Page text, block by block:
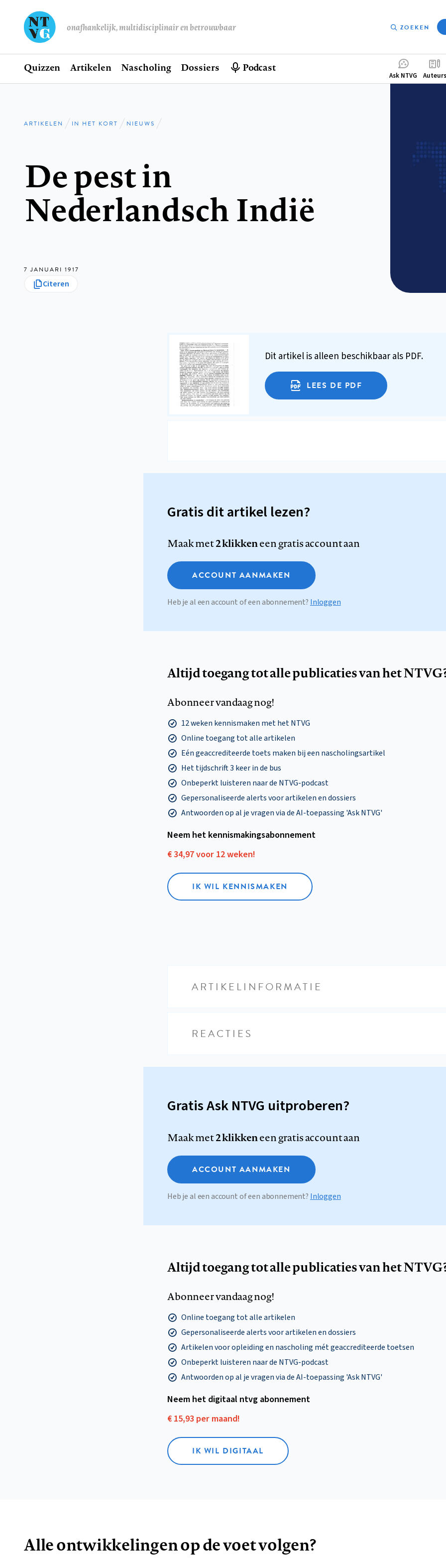
onafhankelijk, multidisciplinair en betrouwbaar ZOEKEN
Hoofdnavigatie
Home
Quizzen Artikelen Nascholing Dossiers Podcast
Ask NTVG Auteurs
Kruimelpad
ARTIKELEN IN HET KORT NIEUWS
De pest in
Nederlandsch Indië
7 JANUARI 1917
Citeren
Dit artikel is alleen beschikbaar als PDF.
LEES DE PDF
Gratis dit artikel lezen?
Maak met2 klikkeneen gratis account aan
ACCOUNT AANMAKEN
Heb je al een account of een abonnement? Inloggen
Altijd toegang tot alle publicaties van het
Abonneer vandaag nog!
12 weken kennismaken met het NTVG
Online toegang tot alle artikelen
Eén geaccrediteerde toets maken bij een nascholingsartikel
Het tijdschrift 3 keer in de bus
Onbeperkt luisteren naar de NTVG-podcast
Gepersonaliseerde alerts voor artikelen en dossiers
Antwoorden op al je vragen via de AI-toepassing 'Ask NTVG'
Neem het kennismakings­abonnement
€ 34,97 voor 12 weken!
IK WIL KENNISMAKEN
ARTIKELINFORMATIE
REACTIES
Gratis Ask NTVG uitproberen?
Maak met2 klikkeneen gratis account aan
ACCOUNT AANMAKEN
Heb je al een account of een abonnement? Inloggen
Altijd toegang tot alle publicaties van het
Abonneer vandaag nog!
Online toegang tot alle artikelen
Gepersonaliseerde alerts voor artikelen en dossiers
Artikelen voor opleiding en nascholing mét geaccrediteerde toetsen
Onbeperkt luisteren naar de NTVG-podcast
Antwoorden op al je vragen via de AI-toepassing 'Ask NTVG'
Neem het digitaal ntvg abonnement
€ 15,93 per maand!
IK WIL DIGITAAL
Alle ontwikkelingen op de voet volgen?